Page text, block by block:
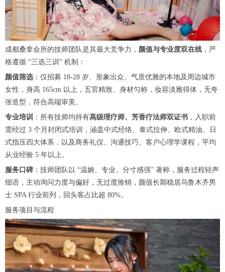
成都桑拿会所的技师团队是其最大竞争力， 颜值与专业度双在线 ，严
格遵循 “三选三训” 机制：
颜值筛选：仅招募 18-28 岁、形象出众、气质优雅的本地及周边城市
女性，身高 165cm 以上，五官精致、身材匀称，妆容淡雅得体，无夸
张造型，符合高端审美。
专业培训
：所有技师均持有高级理疗师、芳香疗法师双证书 ，入职前
需经过 3 个月封闭式培训，涵盖中式经络、泰式拉伸、欧式精油、日
式指压四大体系，以及商务礼仪、沟通技巧、客户心理学课程，平均
从业经验 5 年以上。
服务口碑 ：技师团队以 “温婉、专业、分寸感强” 著称，服务过程轻声
细语，主动询问力度与偏好，无过度推销，颜值长期稳居乌鲁木齐男
士 SPA 行业前列，回头客占比超 80%。
服务项目与流程